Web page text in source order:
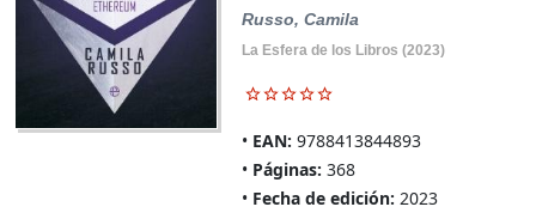
Russo, Camila
La Esfera de los Libros (2023)
EAN: 9788413844893
Páginas: 368
Fecha de edición: 2023